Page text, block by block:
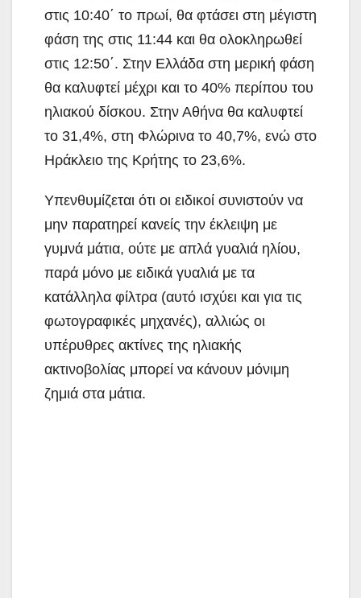
στις 10:40΄ το πρωί, θα φτάσει στη μέγιστη
φάση της στις 11:44 και θα ολοκληρωθεί
στις 12:50΄. Στην Ελλάδα στη μερική φάση
θα καλυφτεί μέχρι και το 40% περίπου του
ηλιακού δίσκου. Στην Αθήνα θα καλυφτεί
το 31,4%, στη Φλώρινα το 40,7%, ενώ στο
Ηράκλειο της Κρήτης το 23,6%.
Υπενθυμίζεται ότι οι ειδικοί συνιστούν να
μην παρατηρεί κανείς την έκλειψη με
γυμνά μάτια, ούτε με απλά γυαλιά ηλίου,
παρά μόνο με ειδικά γυαλιά με τα
κατάλληλα φίλτρα (αυτό ισχύει και για τις
φωτογραφικές μηχανές), αλλιώς οι
υπέρυθρες ακτίνες της ηλιακής
ακτινοβολίας μπορεί να κάνουν μόνιμη
ζημιά στα μάτια.